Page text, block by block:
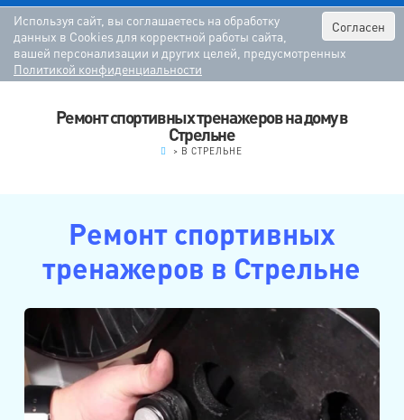
Согласен
Используя сайт, вы соглашаетесь на обработку
данных в Cookies для корректной работы сайта,
вашей персонализации и других целей, предусмотренных
Политикой конфиденциальности
Ремонт спортивных тренажеров на дому в
Стрельне
> В СТРЕЛЬНЕ
Ремонт спортивных
тренажеров в Стрельне